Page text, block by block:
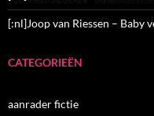
[:nl]Joop van Riessen – Baby
CATEGORIEËN
aanrader fictie